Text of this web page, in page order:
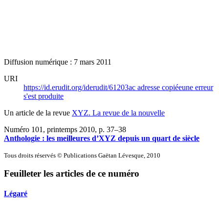
Diffusion numérique : 7 mars 2011
URI
https://id.erudit.org/iderudit/61203ac adresse copiéeune erreur
s'est produite
Un article de la revue XYZ. La revue de la nouvelle
Numéro 101, printemps 2010, p. 37–38
Anthologie : les meilleures d’XYZ depuis un quart de siècle
Tous droits réservés © Publications Gaëtan Lévesque, 2010
Feuilleter les articles de ce numéro
Légaré